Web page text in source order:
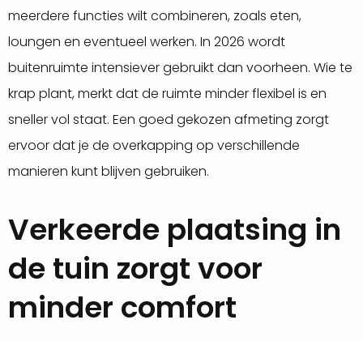
meerdere functies wilt combineren, zoals eten,
loungen en eventueel werken. In 2026 wordt
buitenruimte intensiever gebruikt dan voorheen. Wie te
krap plant, merkt dat de ruimte minder flexibel is en
sneller vol staat. Een goed gekozen afmeting zorgt
ervoor dat je de overkapping op verschillende
manieren kunt blijven gebruiken.
Verkeerde plaatsing in
de tuin zorgt voor
minder comfort